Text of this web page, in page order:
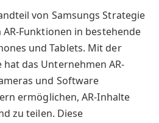
von Samsungs Strategie
Funktionen in bestehende
und Tablets. Mit der
hat das Unternehmen AR-
und Software
ermöglichen, AR-Inhalte
zu teilen. Diese